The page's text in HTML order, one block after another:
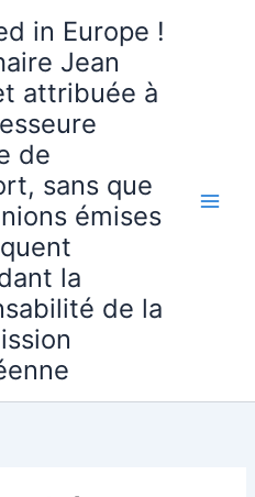
in Europe !
Jean
attribuée à
de
sans que
émises
la
de la